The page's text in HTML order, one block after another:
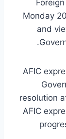
Monday
and
AFIC
resolution
AFIC